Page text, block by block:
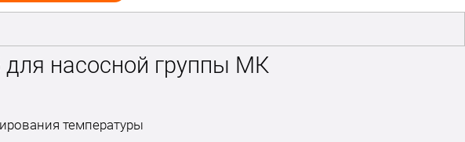
для насосной группы МК
температуры